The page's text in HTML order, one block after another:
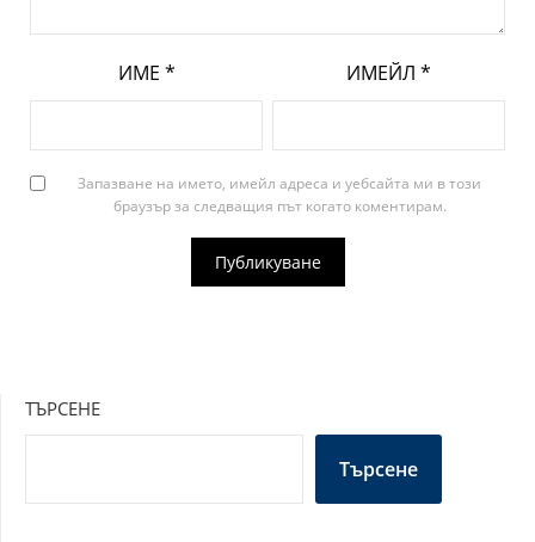
ИМЕ * ИМЕЙЛ *
Запазване на името, имейл адреса и уебсайта ми в този
браузър за следващия път когато коментирам.
ТЪРСЕНЕ
Търсене